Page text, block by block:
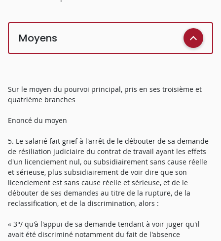
Moyens
Sur le moyen du pourvoi principal, pris en ses troisième et
quatrième branches
Enoncé du moyen
5. Le salarié fait grief à l'arrêt de le débouter de sa demande
de résiliation judiciaire du contrat de travail ayant les effets
d'un licenciement nul, ou subsidiairement sans cause réelle
et sérieuse, plus subsidiairement de voir dire que son
licenciement est sans cause réelle et sérieuse, et de le
débouter de ses demandes au titre de la rupture, de la
reclassification, et de la discrimination, alors :
« 3°/ qu'à l'appui de sa demande tendant à voir juger qu'il
avait été discriminé notamment du fait de l'absence